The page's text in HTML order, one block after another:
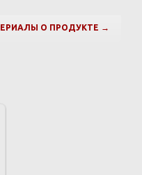
О ПРОДУКТЕ →